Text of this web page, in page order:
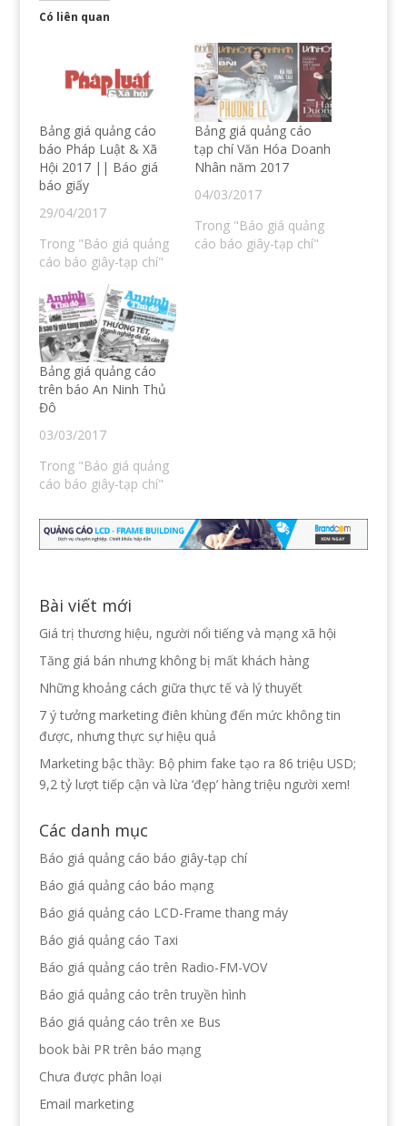
à
o
s
ẻ
t
n
F
a
c
e
b
o
k
p
e
n
i
n
n
e
w
w
i
n
d
o
w
t
ê
n
w
i
t
t
e
s
i
n
e
w
w
i
n
d
o
w
)
e
(
O
n
e
w
n
d
o
w
)
(
O
p
e
n
s
i
n
n
e
w
w
n
d
w
)
Có liên quan
Bảng giá quảng cáo
báo Pháp Luật & Xã
Hội 2017 || Báo giá
báo giấy
29/04/2017
Trong "Báo giá quảng
cáo báo giây-tạp chí"
Bảng giá quảng cáo
tạp chí Văn Hóa Doanh
Nhân năm 2017
04/03/2017
Trong "Báo giá quảng
cáo báo giây-tạp chí"
Bảng giá quảng cáo
trên báo An Ninh Thủ
Đô
03/03/2017
Trong "Báo giá quảng
cáo báo giây-tạp chí"
Bài viết mới
Giá trị thương hiệu, người nổi tiếng và mạng xã hội
Tăng giá bán nhưng không bị mất khách hàng
Những khoảng cách giữa thực tế và lý thuyết
7 ý tưởng marketing điên khùng đến mức không tin
được, nhưng thực sự hiệu quả
Marketing bậc thầy: Bộ phim fake tạo ra 86 triệu USD;
9,2 tỷ lượt tiếp cận và lừa ‘đẹp’ hàng triệu người xem!
Các danh mục
Báo giá quảng cáo báo giây-tạp chí
Báo giá quảng cáo báo mạng
Báo giá quảng cáo LCD-Frame thang máy
Báo giá quảng cáo Taxi
Báo giá quảng cáo trên Radio-FM-VOV
Báo giá quảng cáo trên truyền hình
Báo giá quảng cáo trên xe Bus
book bài PR trên báo mạng
Chưa được phân loại
Email marketing